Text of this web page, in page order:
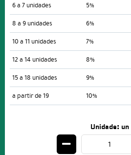
6 a 7 unidades
5%
8 a 9 unidades
6%
10 a 11 unidades
7%
12 a 14 unidades
8%
15 a 18 unidades
9%
a partir de 19
10%
Unidade: un